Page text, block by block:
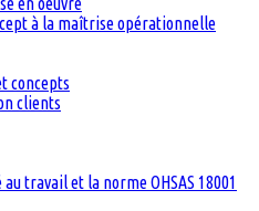
à la maîtrise opérationnelle
concepts
clients
travail et la norme OHSAS 18001